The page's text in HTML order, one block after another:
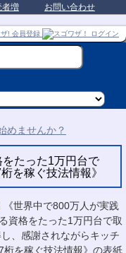
者増 お問い合わせ
をたった1万円台で
を稼ぐ技法情報》